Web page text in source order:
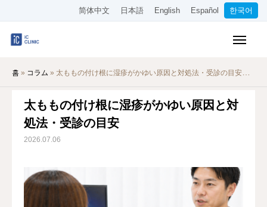
简体中文 日本語 English Español 한국어
홈 » コラム » 太ももの付け根に湿疹がかゆい原因と対処法・受診の目安
太ももの付け根に湿疹がかゆい原因と対
処法・受診の目安
2026.07.06
요금 안내
클리닉 소개
오시는 길
온라인 예약